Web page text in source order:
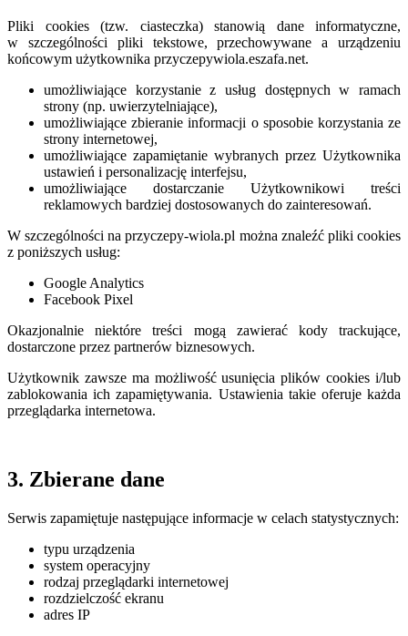
Pliki cookies (tzw. ciasteczka) stanowią dane informatyczne,
w szczególności pliki tekstowe, przechowywane a urządzeniu
końcowym użytkownika przyczepywiola.eszafa.net.
umożliwiające korzystanie z usług dostępnych w ramach
strony (np. uwierzytelniające),
umożliwiające zbieranie informacji o sposobie korzystania ze
strony internetowej,
umożliwiające zapamiętanie wybranych przez Użytkownika
ustawień i personalizację interfejsu,
umożliwiające dostarczanie Użytkownikowi treści
reklamowych bardziej dostosowanych do zainteresowań.
W szczególności na przyczepy-wiola.pl można znaleźć pliki cookies
z poniższych usług:
Google Analytics
Facebook Pixel
Okazjonalnie niektóre treści mogą zawierać kody trackujące,
dostarczone przez partnerów biznesowych.
Użytkownik zawsze ma możliwość usunięcia plików cookies i/lub
zablokowania ich zapamiętywania. Ustawienia takie oferuje każda
przeglądarka internetowa.
3. Zbierane dane
Serwis zapamiętuje następujące informacje w celach statystycznych:
typu urządzenia
system operacyjny
rodzaj przeglądarki internetowej
rozdzielczość ekranu
adres IP